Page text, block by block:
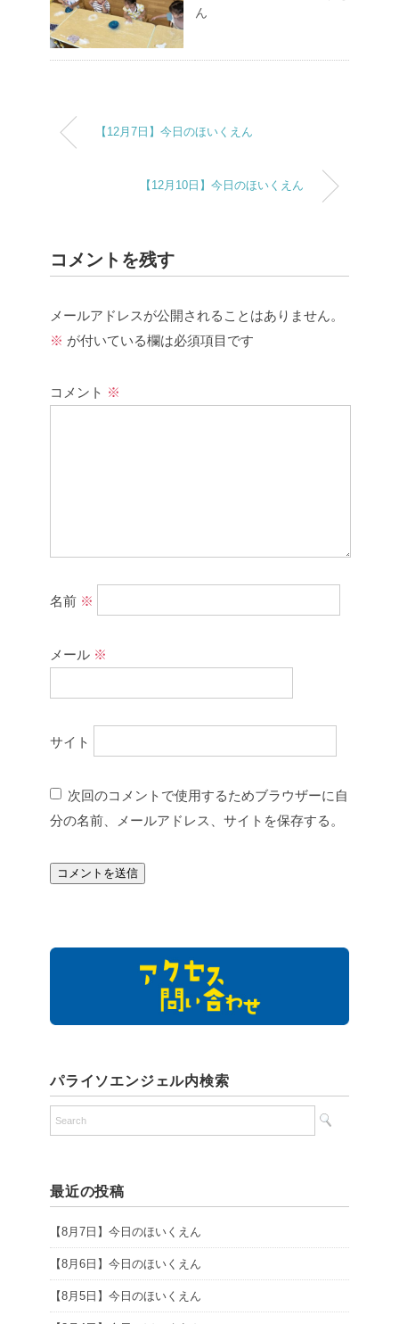
ん
【12月7日】今日のほいくえん
【12月10日】今日のほいくえん
コメントを残す
メールアドレスが公開されることはありません。
※ が付いている欄は必須項目です
コメント ※
名前 ※
メール ※
サイト
次回のコメントで使用するためブラウザーに自
分の名前、メールアドレス、サイトを保存する。
パライソエンジェル内検索
最近の投稿
【8月7日】今日のほいくえん
【8月6日】今日のほいくえん
【8月5日】今日のほいくえん